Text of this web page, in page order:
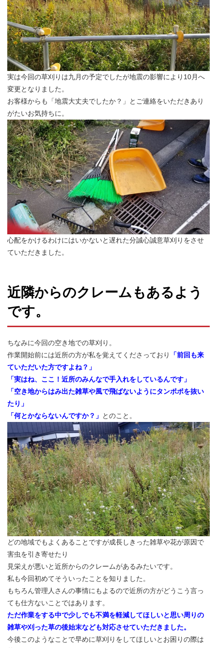
実は今回の草刈りは九月の予定でしたが地震の影響により10月へ
変更となりました。
お客様からも「地震大丈夫でしたか？」とご連絡をいただきあり
がたいお気持ちに。
心配をかけるわけにはいかないと遅れた分誠心誠意草刈りをさせ
ていただきました。
近隣からのクレームもあるよう
です。
ちなみに今回の空き地での草刈り。
作業開始前には近所の方が私を覚えてくださっており
「前回も来
ていただいた方ですよね？」
「実はね、ここ！近所のみんなで手入れをしているんです」
「空き地からはみ出た雑草や風で飛ばないようにタンポポを抜い
たり」
「何とかならないんですか？」 とのこと。
どの地域でもよくあることですが成長しきった雑草や花が原因で
害虫を引き寄せたり
見栄えが悪いと近所からのクレームがあるみたいです。
私も今回初めてそういったことを知りました。
もちろん管理人さんの事情にもよるので近所の方がどうこう言っ
ても仕方ないことではあります。
ただ作業をする中で少しでも不満を軽減してほしいと思い周りの
雑草や刈った草の後始末なども対応させていただきました。
今後このようなことで早めに草刈りをしてほしいとお困りの際は